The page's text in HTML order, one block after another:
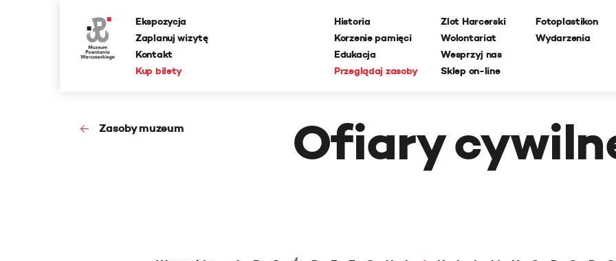
Ekspozycja
Zaplanuj wizytę
Kontakt
Kup bilety
Historia
Korzenie pamięci
Edukacja
Przeglądaj zasoby
Zlot Harcerski
Wolontariat
Wesprzyj nas
Sklep on-line
Fotoplastikon
Wydarzenia
Zasoby muzeum Ofiary